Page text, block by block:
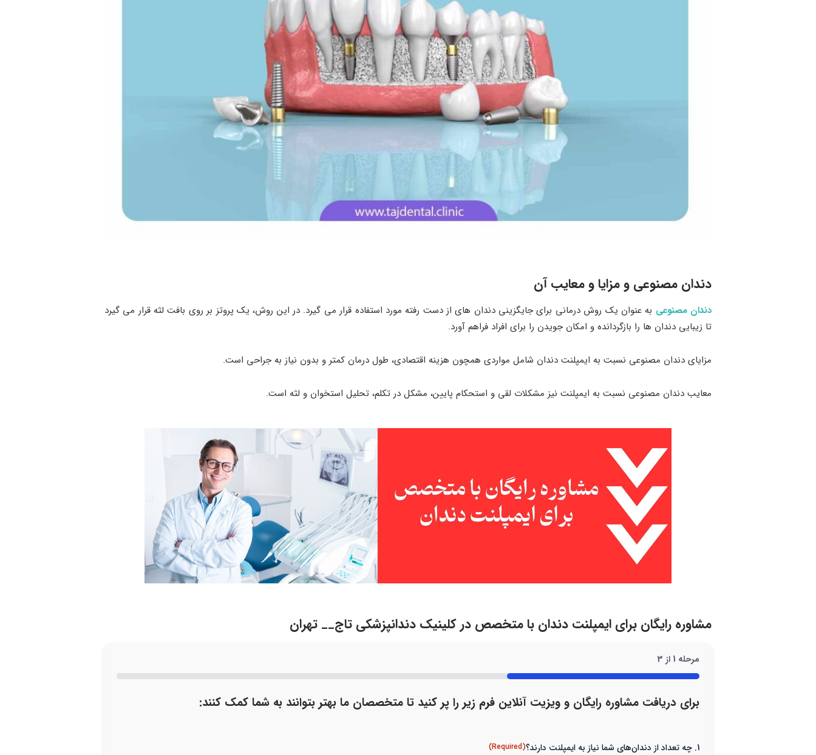
دندان مصنوعی و مزایا و معایب آن
دندان مصنوعی به عنوان یک روش درمانی برای جایگزینی دندان ‌های از دست رفته مورد استفاده قرار می ‌گیرد. در این روش، یک پروتز بر روی بافت لثه قرار می‌ گیرد
تا زیبایی دندان ‌ها را بازگردانده و امکان جویدن را برای افراد فراهم آورد.
مزایای دندان مصنوعی نسبت به ایمپلنت دندان شامل مواردی همچون هزینه اقتصادی، طول درمان کمتر و بدون نیاز به جراحی است.
معایب دندان مصنوعی نسبت به ایمپلنت نیز مشکلات لقی و استحکام پایین، مشکل در تکلم، تحلیل استخوان و لثه است.
مشاوره رایگان برای ایمپلنت دندان با متخصص در کلینیک دندانپزشکی تاج__ تهران
مرحله 1 از 3
33%
برای دریافت مشاوره رایگان و ویزیت آنلاین فرم زیر را پر کنید تا متخصصان ما بهتر بتوانند به شما کمک کنند:
1. چه تعداد از دندان‌های شما نیاز به ایمپلنت دارند؟ (Required)